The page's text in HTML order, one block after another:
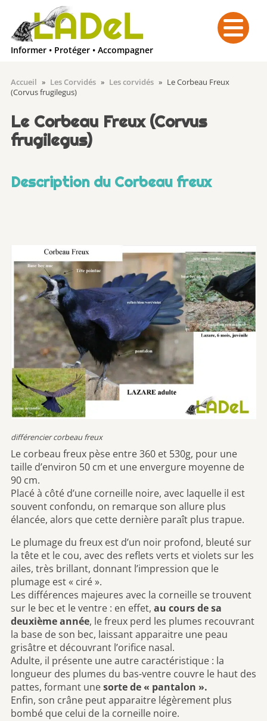
Informer • Protéger • Accompagner
Menu
Accueil » Les Corvidés » Les corvidés » Le Corbeau Freux
(Corvus frugilegus)
Le Corbeau Freux (Corvus
frugilegus)
Description du Corbeau freux
différencier corbeau freux
Le corbeau freux pèse entre 360 et 530g, pour une
taille d’environ 50 cm et une envergure moyenne de
90 cm.
Placé à côté d’une corneille noire, avec laquelle il est
souvent confondu, on remarque son allure plus
élancée, alors que cette dernière paraît plus trapue.
Le plumage du freux est d’un noir profond, bleuté sur
la tête et le cou, avec des reflets verts et violets sur les
ailes, très brillant, donnant l’impression que le
plumage est « ciré ».
Les différences majeures avec la corneille se trouvent
sur le bec et le ventre : en effet, au cours de sa
deuxième année, le freux perd les plumes recouvrant
la base de son bec, laissant apparaitre une peau
grisâtre et découvrant l’orifice nasal.
Adulte, il présente une autre caractéristique : la
longueur des plumes du bas-ventre couvre le haut des
pattes, formant unesorte de « pantalon ».
Enfin, son crâne peut apparaitre légèrement plus
bombé que celui de la corneille noire.